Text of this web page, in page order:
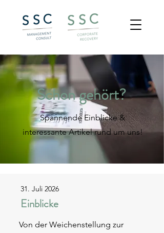
Schon gehört?
Spannende Einblicke &
interessante Artikel rund um uns!
31. Juli 2026
Einblicke
Von der Weichenstellung zur